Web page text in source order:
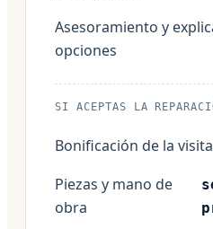
Asesoramiento y
opciones
SI ACEPTAS LA
Bonificación de la visita
Piezas y mano de
obra